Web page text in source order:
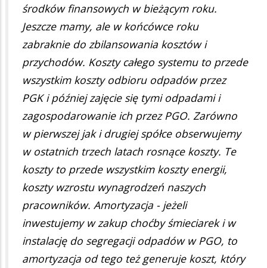
środków finansowych w bieżącym roku.
Jeszcze mamy, ale w końcówce roku
zabraknie do zbilansowania kosztów i
przychodów. Koszty całego systemu to przede
wszystkim koszty odbioru odpadów przez
PGK i później zajęcie się tymi odpadami i
zagospodarowanie ich przez PGO. Zarówno
w pierwszej jak i drugiej spółce obserwujemy
w ostatnich trzech latach rosnące koszty. Te
koszty to przede wszystkim koszty energii,
koszty wzrostu wynagrodzeń naszych
pracowników. Amortyzacja - jeżeli
inwestujemy w zakup choćby śmieciarek i w
instalację do segregacji odpadów w PGO, to
amortyzacja od tego też generuje koszt, który